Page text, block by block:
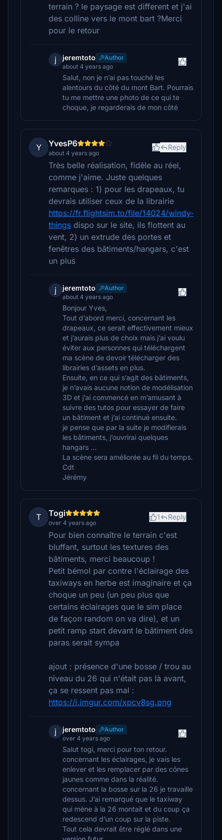
terrain ? le paysage est different et j'ai
des colline vers le mont bart ?Merci
pour le retour
j jeremtoto
Author
about 4 years ago
Salut, non je n’ai pas touché les
alentours du côté du mont Bart. Pourrais
tu me mettre une photo de ce qui te
choque, je regarderais de mon côté
Y YvesP6
about 4 years ago
Reply
Très belle réalisation, fidèle au réel,
comme j'aime. Juste quelques
remarques : 1) pour les drapeaux, tu
devrais utiliser ceux de la librairie
https://fr.flightsim.to/file/14024/windy-
things dispo sur le site, ils flottent au
vent, 2) un extrude des portes et
fenêtres des bâtiments/hangars, c'est
un plus
j jeremtoto
Author
about 4 years ago
Bonjour Yves,
Tout d’abord merci, concernant les
drapeaux, ce serait effectivement mieux
et j’aurais plus de choix mais j’ai voulu
éviter aux personnes qui téléchargent
ma scène de devoir télécharger des
librairies d’assets en plus.
Ensuite, en ce qui s’agit des bâtiments,
je n’avais aucune notion de modélisation
3D et j’ai commencé en m’amusant à
suivre des tutos pour essayer de faire
un bâtiment et j’ai continué ensuite.
je pense que par la suite je modifierais
les bâtiments, j’ouvrirai quelques
hangars …
La scène sera améliorée au fil du temps.
Cdt
Jérémy
T Togi
over 4 years ago
1 Reply
Pour bien connaître le terrain c'est
bluffant, surtout les textures des
bâtiments, merci beaucoup !
Petit bémol par contre l'éclairage des
taxiways en herbe est imaginaire et ça
choque un peu (un peu plus que
certains éclairages que le sim place
de façon random on va dire), et un
petit ramp start devant le bâtiment des
paras serait sympa
ajout : présence d'une bosse / trou au
niveau du 26 qui n'était pas là avant,
ça se ressent pas mal :
https://i.imgur.com/xpcv8sg.png
j jeremtoto
Author
over 4 years ago
Salut togi, merci pour ton retour.
concernant les éclairages, je vais les
enlever et les remplacer par des cônes
jaunes comme dans la réalité.
concernant la bosse sur la 26 je travaille
dessus. J’ai remarqué que le taxiway
qui mène à la 26 montait et du coup ça
redescend d’un coup sur la piste.
Tout cela devrait être réglé dans une